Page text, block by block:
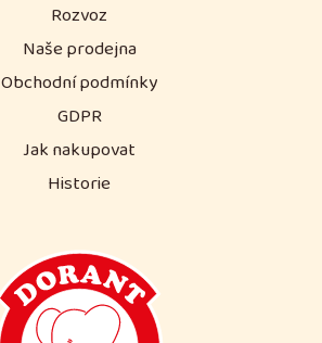
Rozvoz
Naše prodejna
Obchodní podmínky
GDPR
Jak nakupovat
Historie